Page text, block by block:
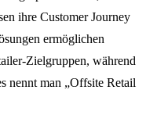
ihre Customer Journey
ermöglichen
Zielgruppen, während
nennt man „Offsite Retail